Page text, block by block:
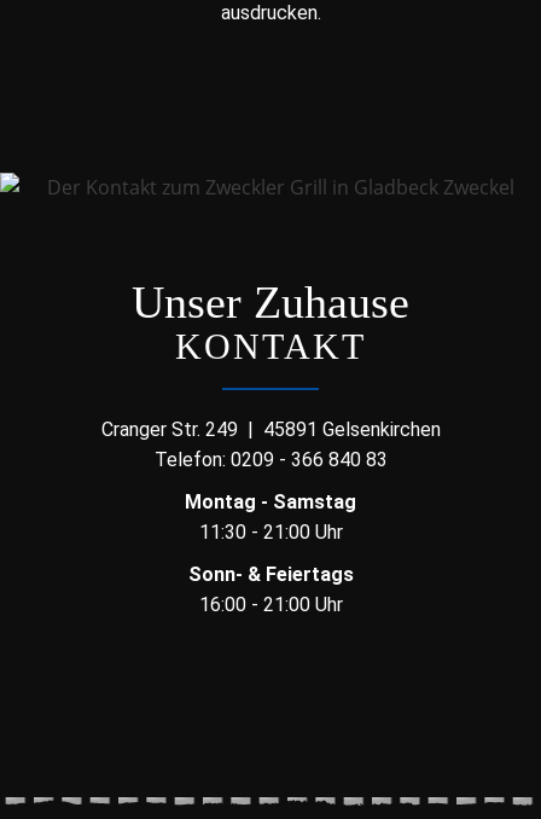
ausdrucken.
Unser Zuhause
KONTAKT
Cranger Str. 249 | 45891 Gelsenkirchen
Telefon: 0209 - 366 840 83
Montag - Samstag
11:30 - 21:00 Uhr
Sonn- & Feiertags
16:00 - 21:00 Uhr